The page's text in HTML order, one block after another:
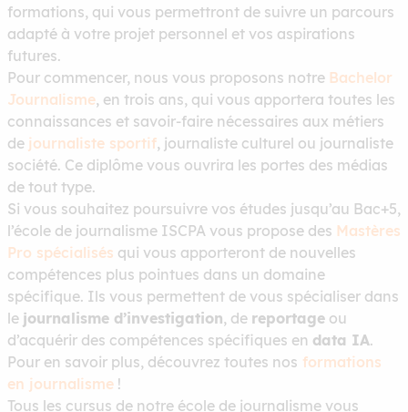
formations, qui vous permettront de suivre un parcours
adapté à votre projet personnel et vos aspirations
futures.
Pour commencer, nous vous proposons notre Bachelor
Journalisme, en trois ans, qui vous apportera toutes les
connaissances et savoir-faire nécessaires aux métiers
de journaliste sportif, journaliste culturel ou journaliste
société. Ce diplôme vous ouvrira les portes des médias
de tout type.
Si vous souhaitez poursuivre vos études jusqu’au Bac+5,
l’école de journalisme ISCPA vous propose des Mastères
Pro spécialisés qui vous apporteront de nouvelles
compétences plus pointues dans un domaine
spécifique. Ils vous permettent de vous spécialiser dans
le journalisme d’investigation, de reportage ou
d’acquérir des compétences spécifiques en data IA.
Pour en savoir plus, découvrez toutes nos formations
en journalisme !
Tous les cursus de notre école de journalisme vous